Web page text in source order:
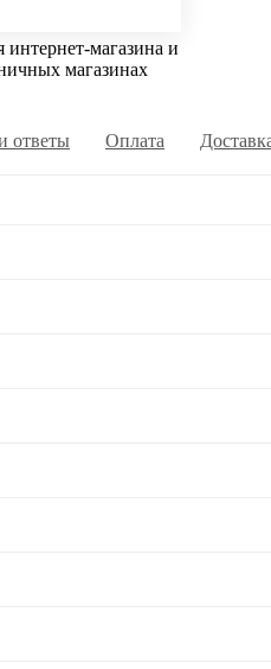
интернет-магазина и
магазинах
ответы Оплата